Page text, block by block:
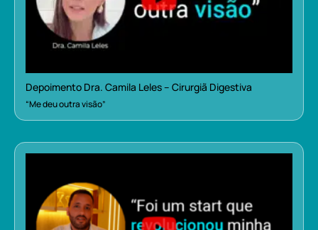
Depoimento Dra. Camila Leles – Cirurgiã Digestiva
“Me deu outra visão”